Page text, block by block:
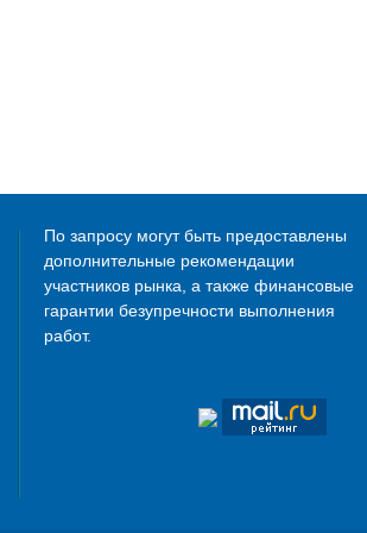
По запросу могут быть предоставлены
дополнительные рекомендации
участников рынка, а также финансовые
гарантии безупречности выполнения
работ.